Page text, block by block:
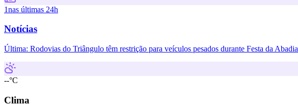
1nas últimas 24h
Notícias
Última: Rodovias do Triângulo têm restrição para veículos pesados durante Festa da Abadia
--°C
Clima